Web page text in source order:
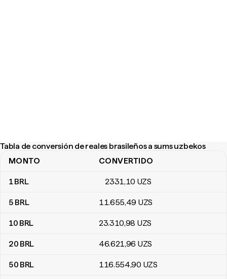
Tabla de conversión de reales brasileños a sums uzbekos
Tabla de conversión de reales brasileños a sums uzbekos
MONTO CONVERTIDO
1BRL 2331,10 UZS
5 BRL 11.655,49 UZS
10 BRL 23.310,98 UZS
20 BRL 46.621,96 UZS
50 BRL 116.554,90 UZS